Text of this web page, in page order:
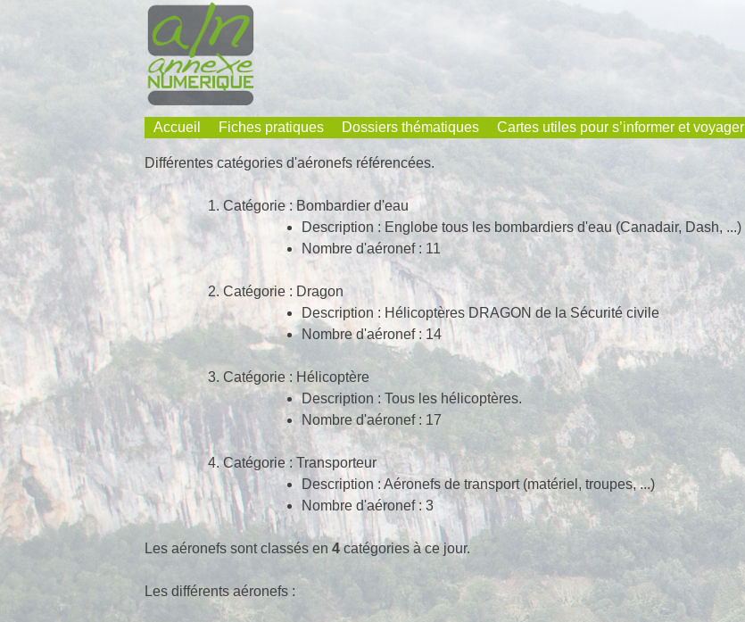
Skip
to
content
Annexe Numérique
Faites l'expérience de la simplicité
Accueil Fiches pratiques Dossiers thématiques Cartes utiles pour s’informer et voyager
Différentes catégories d'aéronefs référencées.
Catégorie : Bombardier d'eau
Description : Englobe tous les bombardiers d'eau (Canadair, Dash, ...)
Nombre d'aéronef : 11
Catégorie : Dragon
Description : Hélicoptères DRAGON de la Sécurité civile
Nombre d'aéronef : 14
Catégorie : Hélicoptère
Description : Tous les hélicoptères.
Nombre d'aéronef : 17
Catégorie : Transporteur
Description : Aéronefs de transport (matériel, troupes, ...)
Nombre d'aéronef : 3
Les aéronefs sont classés en 4catégories à ce jour.
Les différents aéronefs :